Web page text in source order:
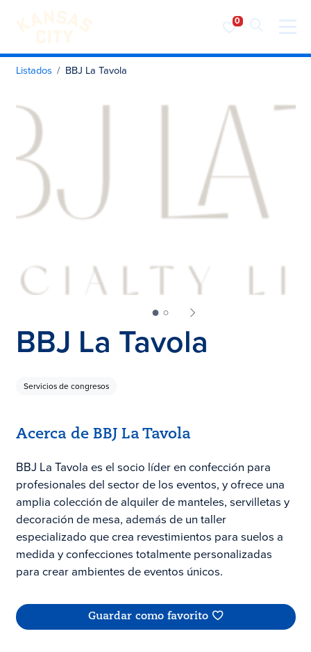
Visita KC
Ir al contenido
Listados BBJ La Tavola
BBJ La Tavola
Servicios de congresos
Acerca de BBJ La Tavola
BBJ La Tavola es el socio líder en confección para
profesionales del sector de los eventos, y ofrece una
amplia colección de alquiler de manteles, servilletas y
decoración de mesa, además de un taller
especializado que crea revestimientos para suelos a
medida y confecciones totalmente personalizadas
para crear ambientes de eventos únicos.
Guardar como favorito